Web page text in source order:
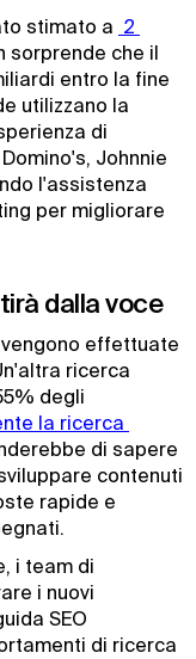
stimato a 2
sorprende che il
entro la fine
utilizzano la
di
Johnnie
l'assistenza
per migliorare
dalla voce
effettuate
ricerca
degli
la ricerca
di sapere
contenuti
rapide e
i team di
i nuovi
SEO
di ricerca